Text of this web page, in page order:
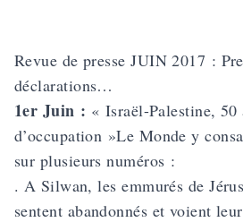
Revue de presse JUIN 2017 :
déclarations…
1er Juin : « Israël-Palestine, 50
d’occupation »Le Monde y
sur plusieurs numéros :
. A Silwan, les emmurés de
sentent abandonnés et voient